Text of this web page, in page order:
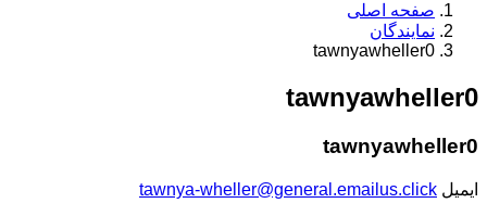
صفحه اصلی
نمایندگان
tawnyawheller0
tawnyawheller0
tawnyawheller0
ایمیل tawnya-wheller@general.emailus.click